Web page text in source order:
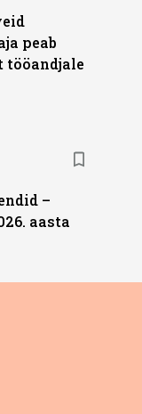
peab
tööandjale
–
aasta